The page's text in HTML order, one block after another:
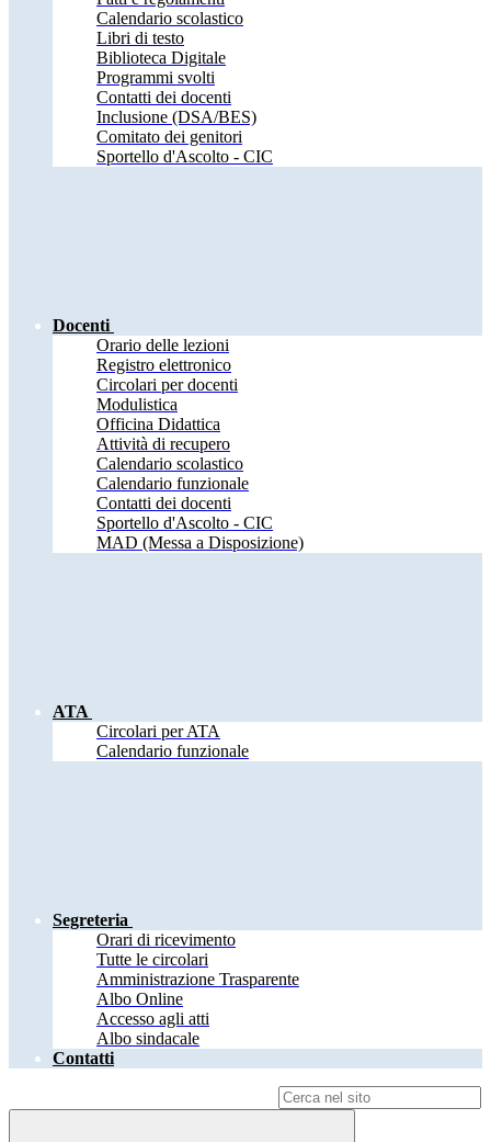
Calendario scolastico
Libri di testo
Biblioteca Digitale
Programmi svolti
Contatti dei docenti
Inclusione (DSA/BES)
Comitato dei genitori
Sportello d'Ascolto - CIC
Docenti
Orario delle lezioni
Registro elettronico
Circolari per docenti
Modulistica
Officina Didattica
Attività di recupero
Calendario scolastico
Calendario funzionale
Contatti dei docenti
Sportello d'Ascolto - CIC
MAD (Messa a Disposizione)
ATA
Circolari per ATA
Calendario funzionale
Segreteria
Orari di ricevimento
Tutte le circolari
Amministrazione Trasparente
Albo Online
Accesso agli atti
Albo sindacale
Contatti